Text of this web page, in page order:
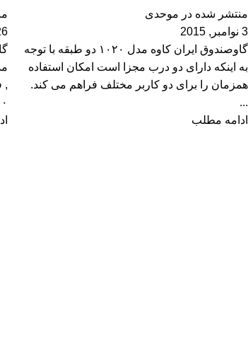
منتشر شده در موحدی
3 نوامبر, 2015
گاوصندوق ایران کاوه مدل ۱۰۲۰ دو طبقه با توجه
به اینکه دارای دو درب مجزا است امکان استفاده
همزمان را برای دو کاربر مختلف فراهم می کند.
...
ادامه مطلب
26
,